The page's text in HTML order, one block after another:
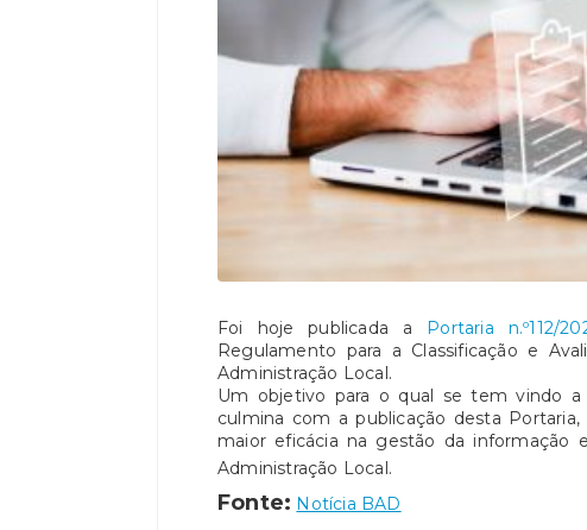
Foi hoje publicada a Portaria n.º112/
Regulamento para a Classificação e
Administração Local.
Um objetivo para o qual se tem vindo
culmina com a publicação desta
maior eficácia na gestão da informação
Administração Local.
Fonte: Notícia BAD